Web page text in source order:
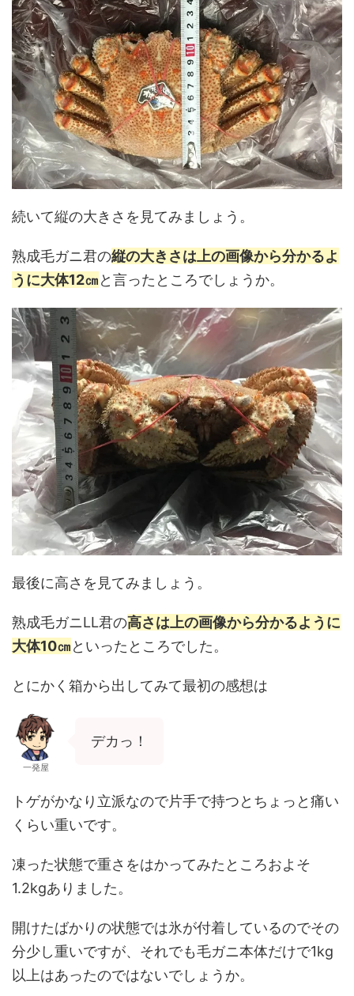
続いて縦の大きさを見てみましょう。
熟成毛ガニ君の縦の大きさは上の画像から分かるよ
うに大体12㎝と言ったところでしょうか。
最後に高さを見てみましょう。
熟成毛ガニLL君の高さは上の画像から分かるように
大体10㎝といったところでした。
とにかく箱から出してみて最初の感想は
一発屋
デカっ！
トゲがかなり立派なので片手で持つとちょっと痛い
くらい重いです。
凍った状態で重さをはかってみたところおよそ
1.2kgありました。
開けたばかりの状態では氷が付着しているのでその
分少し重いですが、それでも毛ガニ本体だけで1kg
以上はあったのではないでしょうか。